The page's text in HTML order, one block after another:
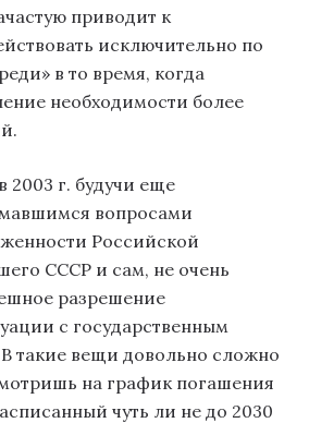
приводит к
исключительно по
в то время, когда
необходимости более
2003 г. будучи еще
вопросами
Российской
СССР и сам, не очень
разрешение
с государственным
такие вещи довольно сложно
на график погашения
чуть ли не до 2030